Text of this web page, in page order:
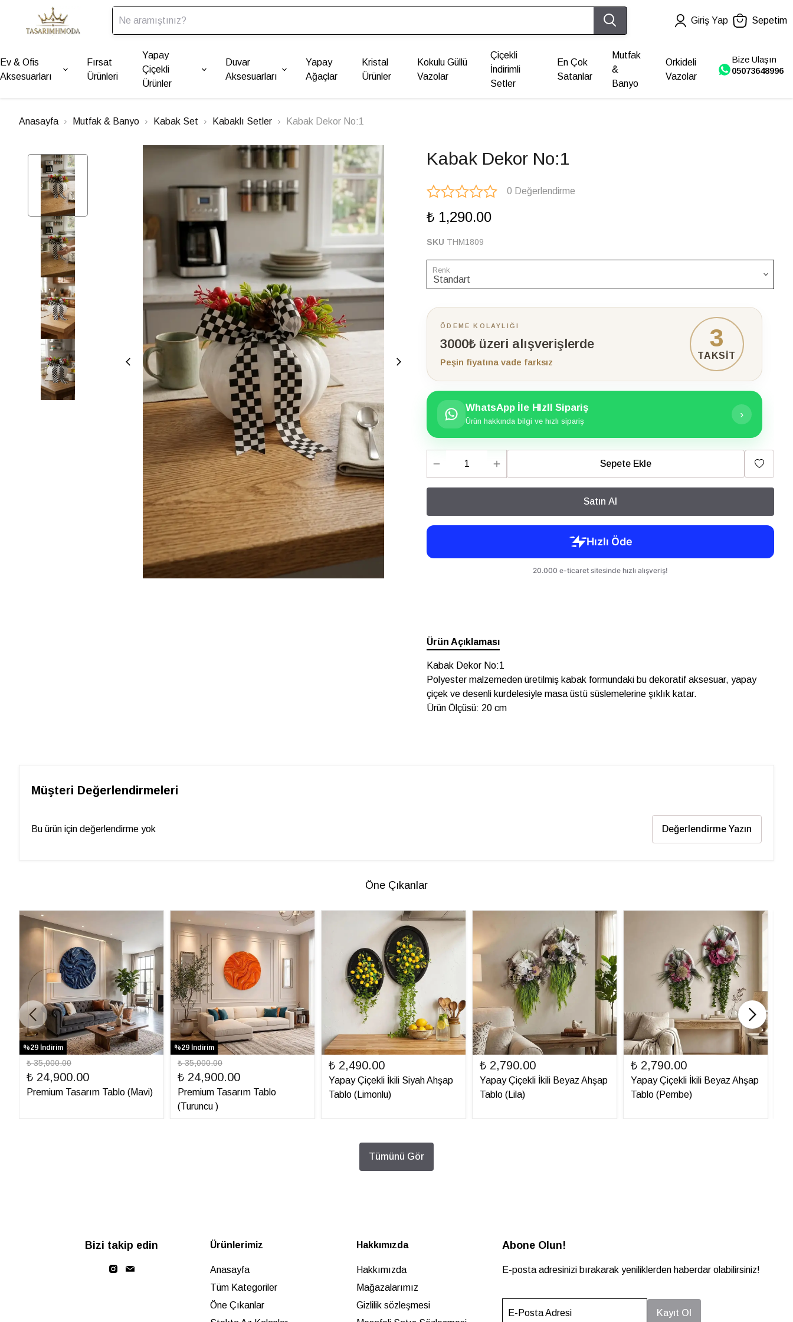
Giriş Yap Sepetim
Ev & Ofis
Aksesuarları
Fırsat
Ürünleri
Yapay
Çiçekli
Ürünler
Duvar
Aksesuarları
Yapay
Ağaçlar
Kristal
Ürünler
Kokulu Güllü
Vazolar
Çiçekli
İndirimli
Setler
En Çok
Satanlar
Mutfak
&
Banyo
Orkideli
Vazolar
Bize Ulaşın
05073648996
Anasayfa Mutfak & Banyo Kabak Set Kabaklı Setler Kabak Dekor No:1
Kabak Dekor No:1
0 Değerlendirme
₺ 1,290.00
SKU THM1809
Renk
ÖDEME KOLAYLIĞI
3000₺ üzeri alışverişlerde
Peşin fiyatına vade farksız
3
TAKSİT
WhatsApp İle HIzlI Sipariş
Ürün hakkında bilgi ve hızlı sipariş
›
Sepete Ekle
Satın Al
Ürün Açıklaması
Kabak Dekor No:1
Polyester malzemeden üretilmiş kabak formundaki bu dekoratif aksesuar, yapay
çiçek ve desenli kurdelesiyle masa üstü süslemelerine şıklık katar.
Ürün Ölçüsü: 20 cm
Müşteri Değerlendirmeleri
Bu ürün için değerlendirme yok Değerlendirme Yazın
Öne Çıkanlar
%29 İndirim
₺ 35,000.00
₺ 24,900.00
Premium Tasarım Tablo (Mavi)
%29 İndirim
₺ 35,000.00
₺ 24,900.00
Premium Tasarım Tablo
(Turuncu )
₺ 2,490.00
Yapay Çiçekli İkili Siyah Ahşap
Tablo (Limonlu)
₺ 2,790.00
Yapay Çiçekli İkili Beyaz Ahşap
Tablo (Lila)
₺ 2,790.00
Yapay Çiçekli İkili Beyaz Ahşap
Tablo (Pembe)
Tümünü Gör
Bizi takip edin Ürünlerimiz
Anasayfa
Tüm Kategoriler
Öne Çıkanlar
Hakkımızda
Hakkımızda
Mağazalarımız
Gizlilik sözleşmesi
Abone Olun!
E-posta adresinizi bırakarak yeniliklerden haberdar olabilirsiniz!
E-Posta Adresi Kayıt Ol